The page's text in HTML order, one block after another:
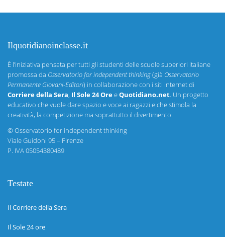
Ilquotidianoinclasse.it
È l’iniziativa pensata per tutti gli studenti delle scuole superiori italiane
promossa da Osservatorio for independent thinking(già Osservatorio
Permanente Giovani-Editori) in collaborazione con i siti internet di
Corriere della Sera, Il Sole 24 OreeQuotidiano.net. Un progetto
educativo che vuole dare spazio e voce ai ragazzi e che stimola la
creatività, la competizione ma soprattutto il divertimento.
©Osservatorio for independent thinking
Viale Guidoni 95 – Firenze
P. IVA 05054380489
Testate
Il Corriere della Sera
Il Sole 24 ore